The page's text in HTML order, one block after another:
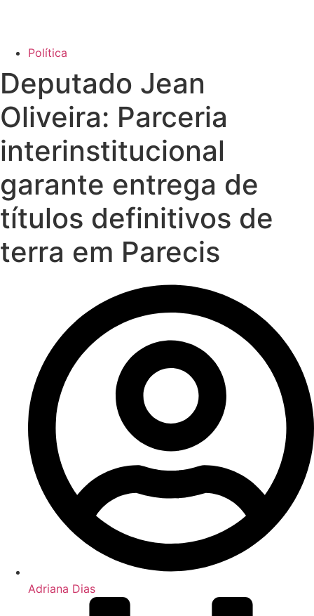
Política
Deputado Jean
Oliveira: Parceria
interinstitucional
garante entrega de
títulos definitivos de
terra em Parecis
Adriana Dias